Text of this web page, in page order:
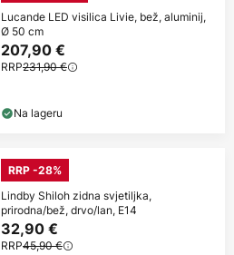
Lucande LED visilica Livie, bež, aluminij,
Ø 50 cm
207,90 €
RRP231,90 €
Na lageru
RRP -28%
Lindby Shiloh zidna svjetiljka,
prirodna/bež, drvo/lan, E14
32,90 €
RRP45,90 €